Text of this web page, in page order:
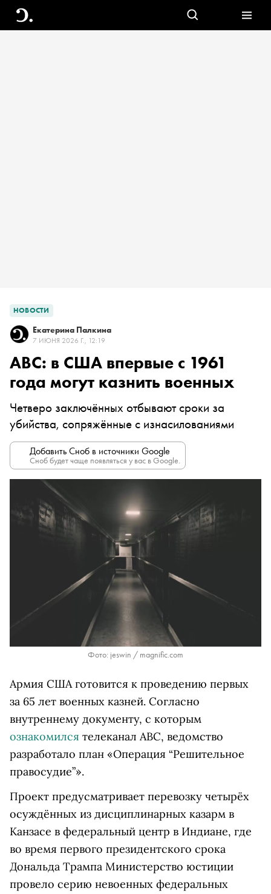
НОВОСТИ
Екатерина Палкина
7 ИЮНЯ 2026 Г., 12:19
ABC: в США впервые с 1961
года могут казнить военных
Четверо заключённых отбывают сроки за
убийства, сопряжённые с изнасилованиями
Добавить Сноб в источники Google
Сноб будет чаще появляться у вас в Google.
Фото: jeswin / magnific.com
Армия США готовится к проведению первых
за 65 лет военных казней. Согласно
внутреннему документу, с которым
ознакомился телеканал ABC, ведомство
разработало план «Операция “Решительное
правосудие”».
Проект предусматривает перевозку четырёх
осуждённых из дисциплинарных казарм в
Канзасе в федеральный центр в Индиане, где
во время первого президентского срока
Дональда Трампа Министерство юстиции
провело серию невоенных федеральных